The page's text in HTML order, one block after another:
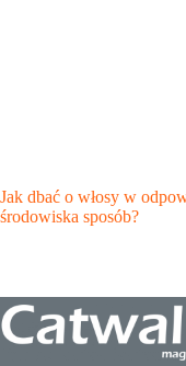
Jak dbać o włosy w
środowiska sposób?